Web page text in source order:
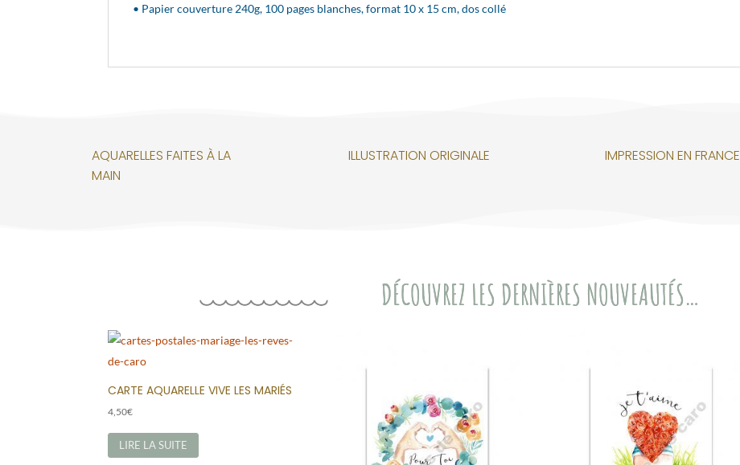
• Papier couverture 240g, 100 pages blanches, format 10 x 15 cm, dos collé
AQUARELLES FAITES À LA
MAIN
ILLUSTRATION ORIGINALE IMPRESSION EN FRANCE
DÉCOUVREZ LES DERNIÈRES NOUVEAUTÉS…
CARTE AQUARELLE VIVE LES MARIÉS
4,50€
LIRE LA SUITE